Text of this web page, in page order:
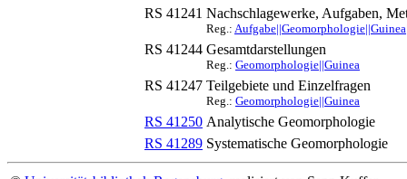
RS 41241 Nachschlagewerke, Aufgaben,
Reg.:
RS 41244 Gesamtdarstellungen
Reg.: Geomorphologie||Guinea
RS 41247 Teilgebiete und Einzelfragen
Reg.: Geomorphologie||Guinea
RS 41250 Analytische Geomorphologie
RS 41289 Systematische Geomorphologie